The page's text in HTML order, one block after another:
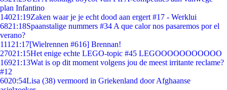
plan Infantino
14021:19Zaken waar je je echt dood aan ergert #17 - Werklui
6821:18Spaanstalige nummers #34 A que calor nos pasaremos por el
verano?
111 21:17[Wielrennen #616] Brennan!
27021:15Het enige echte LEGO-topic #45 LEGOOOOOOOOOOO
16921:13Wat is op dit moment volgens jou de meest irritante reclame?
#12
6020:54Lisa (38) vermoord in Griekenland door Afghaanse